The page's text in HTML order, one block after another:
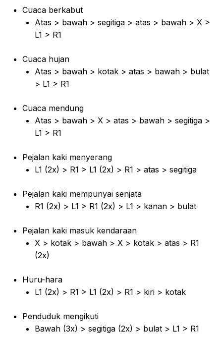
Cuaca berkabut
Atas > bawah > segitiga > atas > bawah > X >
L1 > R1
Cuaca hujan
Atas > bawah > kotak > atas > bawah > bulat
> L1 > R1
Cuaca mendung
Atas > bawah > X > atas > bawah > segitiga >
L1 > R1
Pejalan kaki menyerang
L1 (2x) > R1 > L1 (2x) > R1 > atas > segitiga
Pejalan kaki mempunyai senjata
R1 (2x) > L1 > R1 (2x) > L1 > kanan > bulat
Pejalan kaki masuk kendaraan
X > kotak > bawah > X > kotak > atas > R1
(2x)
Huru-hara
L1 (2x) > R1 > L1 (2x) > R1 > kiri > kotak
Penduduk mengikuti
Bawah (3x) > segitiga (2x) > bulat > L1 > R1